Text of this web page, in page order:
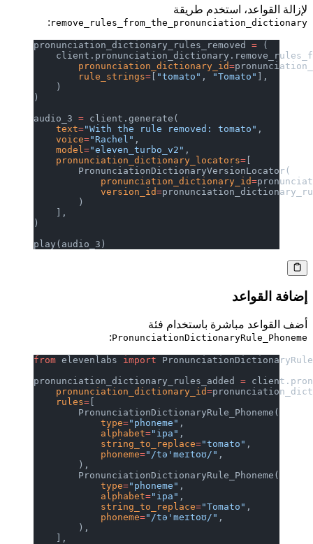
لإزالة القواعد، استخدم طريقة
remove_rules_from_the_pronunciation_dictionary
:
pronunciation_dictionary_rules_removed
(
        pronunciation_dictionary_id
=
        rule_strings
["tomato" , "Tomato"
],
    )
audio_3 client.generate(
    text
="With the rule removed: tomato"
    voice
= "Rachel"
    model
="eleven_turbo_v2"
    pronunciation_dictionary_locators
        PronunciationDictionaryVersionLocator(
            pronunciation_dictionary_id
=
            version_id
=
        )
    ],
play(audio_3)
إضافة القواعد
أضف القواعد مباشرة باستخدام فئة
PronunciationDictionaryRule_Phoneme
:
from elevenlabs import
pronunciation_dictionary_rules_added
    pronunciation_dictionary_id
=
    rules
=
        PronunciationDictionaryRule_Phoneme(
            type
= "phoneme"
            alphabet
= "ipa"
            string_to_replace
="tomato"
            phoneme
= "/tə'meɪtoʊ/"
        ),
        PronunciationDictionaryRule_Phoneme(
            type
= "phoneme"
            alphabet
= "ipa"
            string_to_replace
="Tomato"
            phoneme
= "/tə'meɪtoʊ/"
        ),
    ],